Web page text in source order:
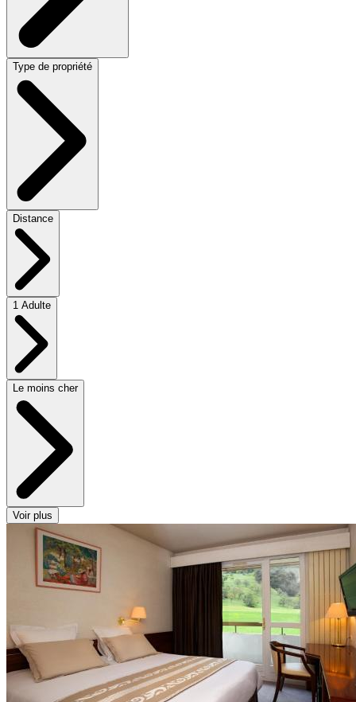
Type de propriété
Distance
1 Adulte
Le moins cher
Voir plus